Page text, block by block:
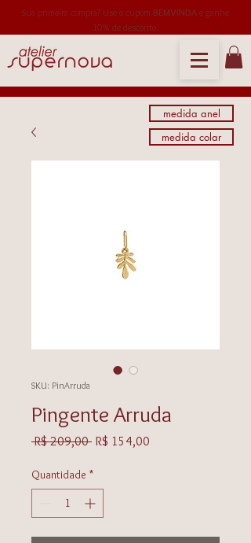
Sua primeira compra? Use o cupom BEMVINDA e ganhe
10% de desconto.
medida anel
SKU: PinArruda
Pingente Arruda
R$ 209,00 Preço
R$ 154,00
Quantidade *
medida colar